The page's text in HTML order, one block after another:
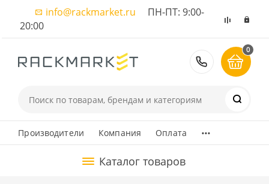
info@rackmarket.ru ПН-ПТ: 9:00-
20:00
8 (495)
0
Производители Компания Оплата ...
Каталог товаров